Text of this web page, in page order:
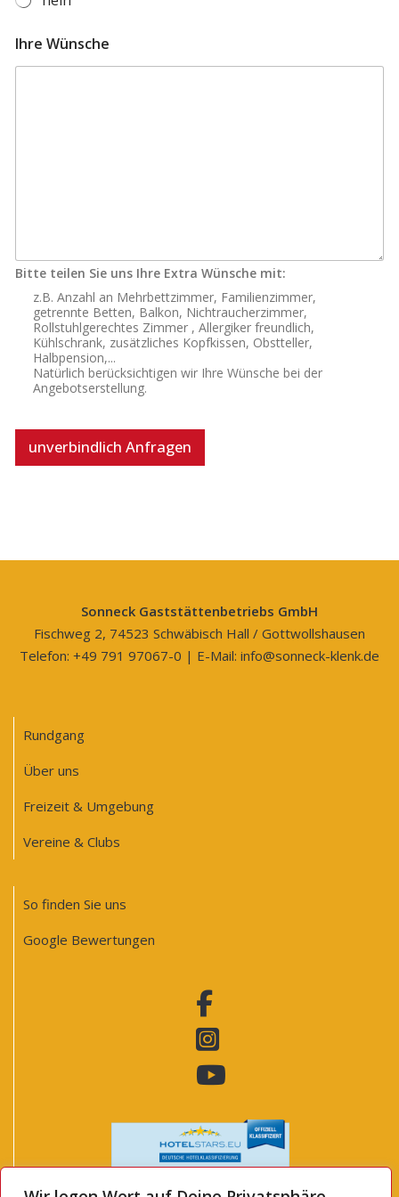
Ihre Wünsche
Bitte teilen Sie uns Ihre Extra Wünsche mit:
z.B. Anzahl an Mehrbettzimmer, Familienzimmer,
getrennte Betten, Balkon, Nichtraucherzimmer,
Rollstuhlgerechtes Zimmer , Allergiker freundlich,
Kühlschrank, zusätzliches Kopfkissen, Obstteller,
Halbpension,...
Natürlich berücksichtigen wir Ihre Wünsche bei der
Angebotserstellung.
unverbindlich Anfragen
Sonneck Gaststättenbetriebs GmbH
Fischweg 2, 74523 Schwäbisch Hall / Gottwollshausen
Telefon: +49 791 97067-0 | E-Mail: info@sonneck-klenk.de
Rundgang
Über uns
Freizeit & Umgebung
Vereine & Clubs
So finden Sie uns
Google Bewertungen